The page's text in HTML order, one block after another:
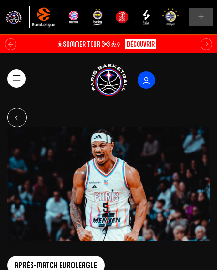
⛹️SUMMER TOUR 3×3 ⛹️‍♀️ Découvrir
Après-Match EuroLeague